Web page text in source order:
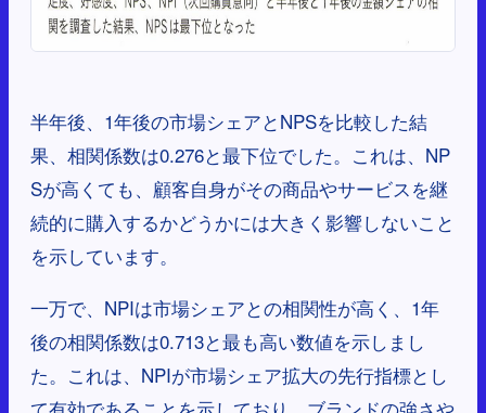
半年後、1年後の市場シェアとNPSを比較した結
果、相関係数は0.276と最下位でした。これは、NP
Sが高くても、顧客自身がその商品やサービスを継
続的に購入するかどうかには大きく影響しないこと
を示しています。
一万で、NPIは市場シェアとの相関性が高く、1年
後の相関係数は0.713と最も高い数値を示しまし
た。これは、NPIが市場シェア拡大の先行指標とし